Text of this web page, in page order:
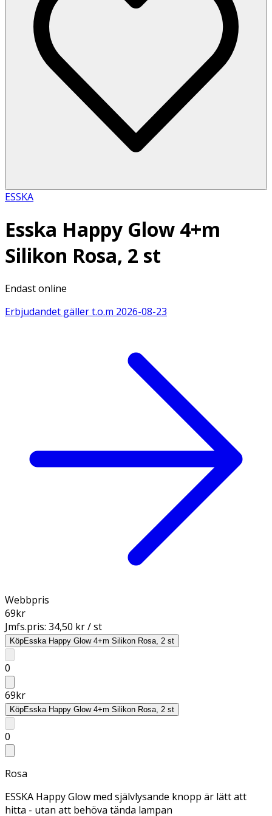
ESSKA
Esska Happy Glow 4+m
Silikon Rosa, 2 st
Endast online
Erbjudandet gäller t.o.m 2026-08-23
Webbpris
69kr
Jmfs.pris: 34,50 kr / st
KöpEsska Happy Glow 4+m Silikon Rosa, 2 st
0
69kr
KöpEsska Happy Glow 4+m Silikon Rosa, 2 st
0
Rosa
ESSKA Happy Glow med självlysande knopp är lätt att
hitta - utan att behöva tända lampan